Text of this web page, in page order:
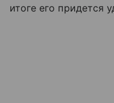
итоге его придется